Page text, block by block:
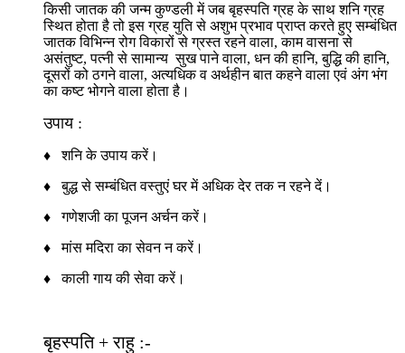
किसी जातक की जन्म कुण्डली में जब बृहस्पति ग्रह के साथ शनि ग्रह
स्थित होता है तो इस ग्रह युति से अशुभ प्रभाव प्राप्त करते हुए सम्बंधित
जातक विभिन्न रोग विकारों से ग्रस्त रहने वाला, काम वासना से
असंतुष्ट, पत्नी से सामान्य सुख पाने वाला, धन की हानि, बुद्धि की हानि,
दूसरों को ठगने वाला, अत्यधिक व अर्थहीन बात कहने वाला एवं अंग भंग
का कष्ट भोगने वाला होता है।
उपाय :
♦ शनि के उपाय करें।
♦ बुद्ध से सम्बंधित वस्तुएं घर में अधिक देर तक न रहने दें।
♦ गणेशजी का पूजन अर्चन करें।
♦ मांस मदिरा का सेवन न करें।
♦ काली गाय की सेवा करें।
बृहस्पति + राहु :-